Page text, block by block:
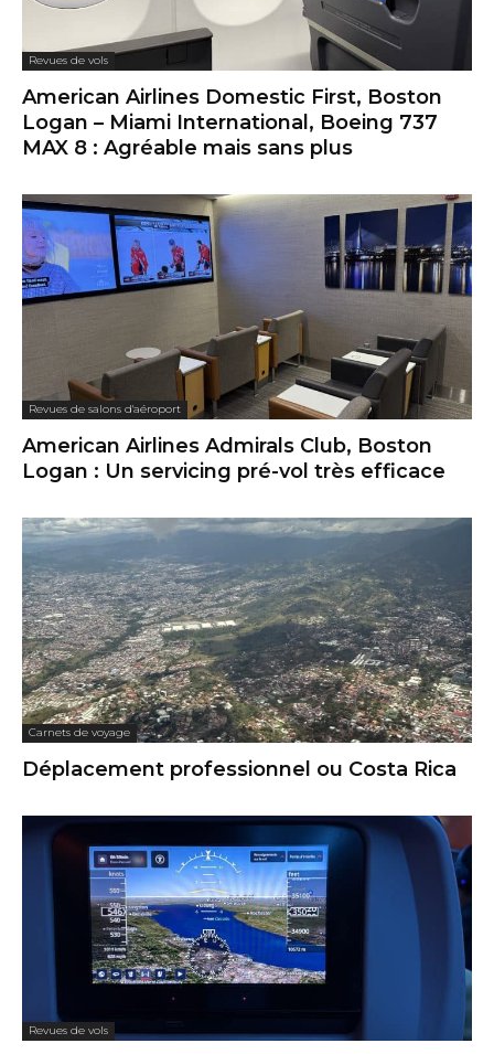
Revues de vols
American Airlines Domestic First, Boston
Logan – Miami International, Boeing 737
MAX 8 : Agréable mais sans plus
Revues de salons d'aéroport
American Airlines Admirals Club, Boston
Logan : Un servicing pré-vol très efficace
Carnets de voyage
Déplacement professionnel ou Costa Rica
Revues de vols